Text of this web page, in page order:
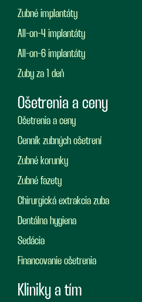
Zubné implantáty
All-on-4 implantáty
All-on-6 implantáty
Zuby za 1 deň
Ošetrenia a ceny
Ošetrenia a ceny
Cenník zubných ošetrení
Zubné korunky
Zubné fazety
Chirurgická extrakcia zuba
Dentálna hygiena
Sedácia
Financovanie ošetrenia
Kliniky a tím